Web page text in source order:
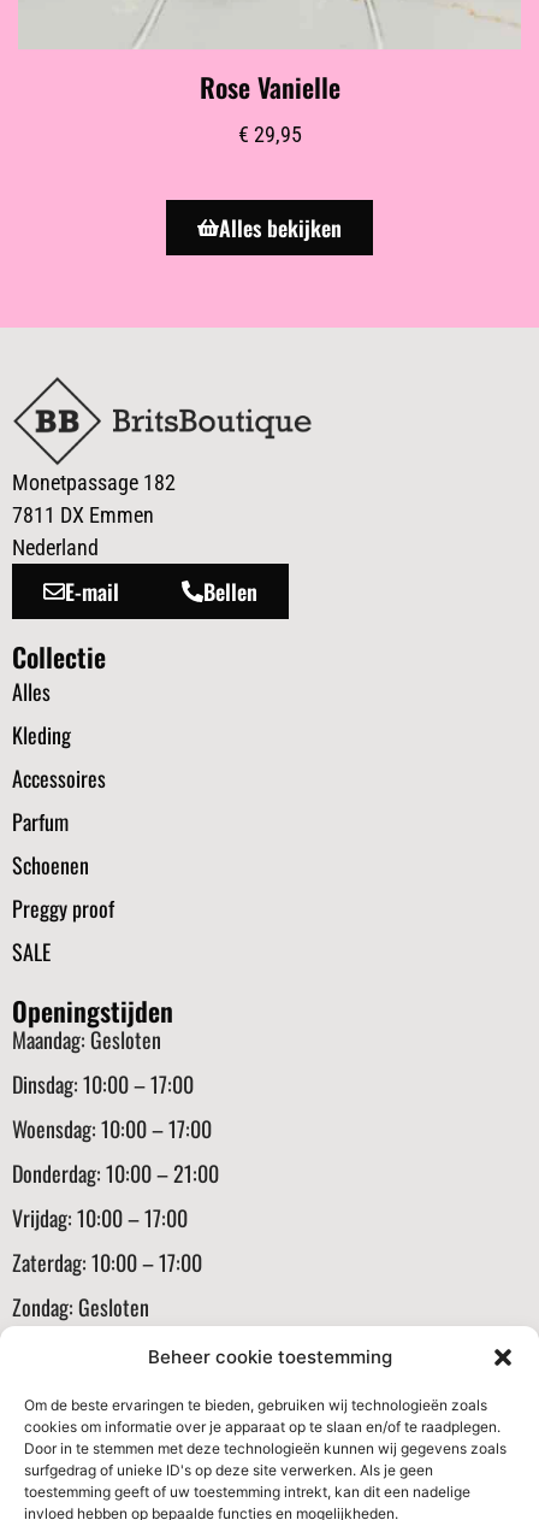
Beheer cookie toestemming
Om de beste ervaringen te bieden, gebruiken wij technologieën zoals
cookies om informatie over je apparaat op te slaan en/of te raadplegen.
Door in te stemmen met deze technologieën kunnen wij gegevens zoals
surfgedrag of unieke ID's op deze site verwerken. Als je geen
toestemming geeft of uw toestemming intrekt, kan dit een nadelige
invloed hebben op bepaalde functies en mogelijkheden.
Rose Vanielle
€ 29,95
Alles bekijken
Monetpassage 182
7811 DX Emmen
Nederland
E-mail Bellen
Collectie
Alles
Kleding
Accessoires
Parfum
Schoenen
Preggy proof
SALE
Openingstijden
Maandag: Gesloten
Dinsdag: 10:00 – 17:00
Woensdag: 10:00 – 17:00
Donderdag: 10:00 – 21:00
Vrijdag: 10:00 – 17:00
Zaterdag: 10:00 – 17:00
Zondag: Gesloten
Klantenservice
Algemene voorwaarden
Verzenden en routerneren